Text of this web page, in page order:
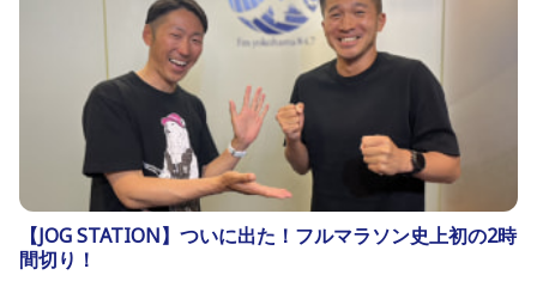
【JOG STATION】ついに出た！フルマラソン史上初の2時
間切り！